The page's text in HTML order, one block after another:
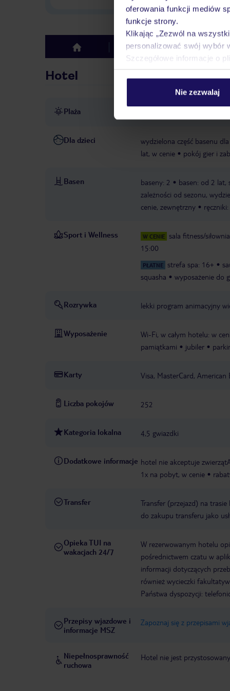
oferowania funkcji mediów
funkcje strony.
Klikając „Zezwól na
personalizować swój wybór
Szczegółowe informacje o
Nie zezwalaj
top Hotel Opinie
Hotel
Plaża
Dla dzieci wydzielona część basenu
lat, w cenie
pokój gier i
Basen baseny: 2
basen: od 2 lat,
zależności od sezonu,
cenie, zewnętrzny
Sport i Wellness W CENIE sala fitness/
15:00
PŁATNE strefa spa: 16+
squasha
wyposażenie do
Rozrywka lekki program animacyjny
Wyposażenie Wi-Fi, w całym hotelu: w
pamiątkami
jubiler
Karty Visa, MasterCard, American
Liczba pokojów 252
Kategoria lokalna 4,5 gwiazdki
Dodatkowe informacje hotel nie akceptuje
1x na pobyt, w cenie
Transfer
Transfer (przejazd) na
do zakupu transferu jako
Opieka TUI na
wakacjach 24/7
W rezerwowanym hotelu
pośrednictwem czatu w
informacji dotyczących
również wycieczki
Państwa dyspozycji:
Przepisy wjazdowe i
informacje MSZ
Zapoznaj się z przepisami
Niepełnosprawność
ruchowa
Hotel nie jest